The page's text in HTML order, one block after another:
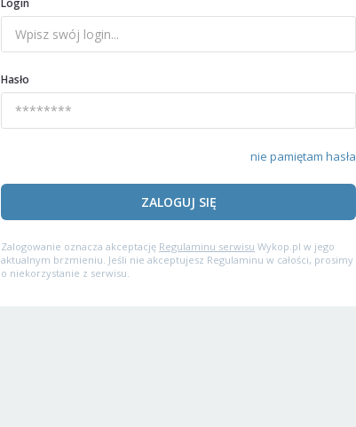
Login
Hasło
nie pamiętam hasła
ZALOGUJ SIĘ
Zalogowanie oznacza akceptację Regulaminu serwisu Wykop.pl w jego
aktualnym brzmieniu. Jeśli nie akceptujesz Regulaminu w całości, prosimy
o niekorzystanie z serwisu.